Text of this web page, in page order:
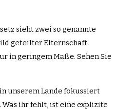
sieht zwei so genannte
geteilter Elternschaft
in geringem Maße. Sehen Sie
unserem Lande fokussiert
ihr fehlt, ist eine explizite